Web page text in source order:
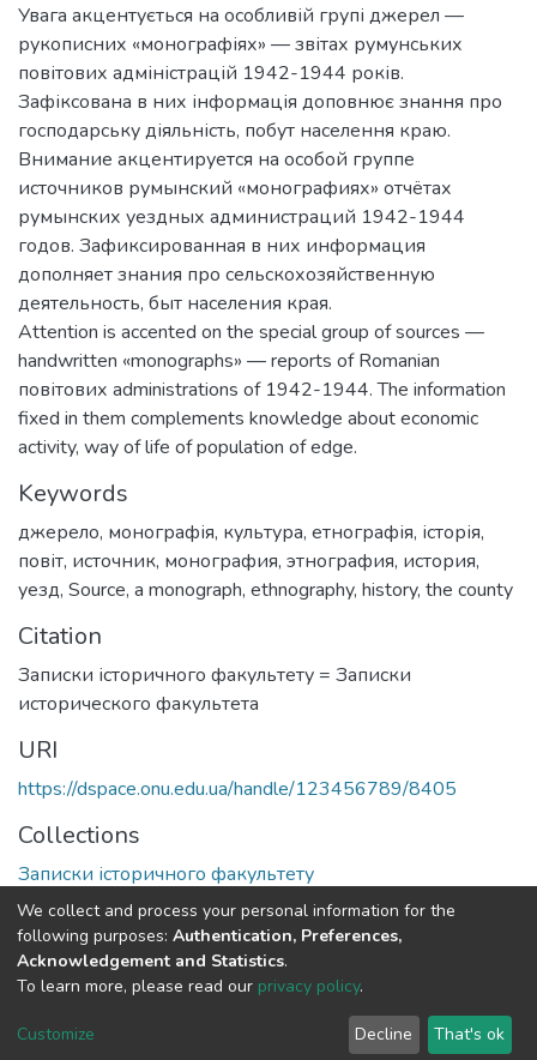
Увага акцентується на особливій групі джерел —
рукописних «монографіях» — звітах румунських
повітових адміністрацій 1942-1944 років.
Зафіксована в них інформація доповнює знання про
господарську діяльність, побут населення краю.
Внимание акцентируется на особой группе
источников румынский «монографиях» отчётах
румынских уездных администраций 1942-1944
годов. Зафиксированная в них информация
дополняет знания про сельскохозяйственную
деятельность, быт населения края.
Attention is accented on the special group of sources —
handwritten «monographs» — reports of Romanian
повітових administrations of 1942-1944. The information
fixed in them complements knowledge about economic
activity, way of life of population of edge.
Keywords
джерело, монографія, культура, етнографія, історія,
повіт, источник, монография, этнография, история,
уезд, Source, a monograph, ethnography, history, the county
Citation
Записки історичного факультету = Записки
исторического факультета
URI
https://dspace.onu.edu.ua/handle/123456789/8405
Collections
Записки історичного факультету
Full item page
DSpace software copyright © 2009-2026
Cookie
End User
Agreement
Send
Feedback
We collect and process your personal information for the
following purposes: Authentication, Preferences,
Acknowledgement and Statistics.
To learn more, please read our privacy policy.
Customize Decline That's ok